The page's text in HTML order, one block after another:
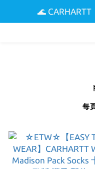
🌟 全館
🌊
🏖️ SUPREME &
每